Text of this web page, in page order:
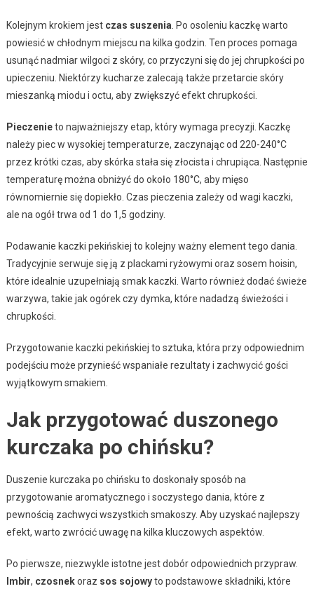
Kolejnym krokiem jest czas suszenia . Po osoleniu kaczkę warto
powiesić w chłodnym miejscu na kilka godzin. Ten proces pomaga
usunąć nadmiar wilgoci z skóry, co przyczyni się do jej chrupkości po
upieczeniu. Niektórzy kucharze zalecają także przetarcie skóry
mieszanką miodu i octu, aby zwiększyć efekt chrupkości.
Pieczenieto najważniejszy etap, który wymaga precyzji. Kaczkę
należy piec w wysokiej temperaturze, zaczynając od 220-240°C
przez krótki czas, aby skórka stała się złocista i chrupiąca. Następnie
temperaturę można obniżyć do około 180°C, aby mięso
równomiernie się dopiekło. Czas pieczenia zależy od wagi kaczki,
ale na ogół trwa od 1 do 1,5 godziny.
Podawanie kaczki pekińskiej to kolejny ważny element tego dania.
Tradycyjnie serwuje się ją z plackami ryżowymi oraz sosem hoisin,
które idealnie uzupełniają smak kaczki. Warto również dodać świeże
warzywa, takie jak ogórek czy dymka, które nadadzą świeżości i
chrupkości.
Przygotowanie kaczki pekińskiej to sztuka, która przy odpowiednim
podejściu może przynieść wspaniałe rezultaty i zachwycić gości
wyjątkowym smakiem.
Jak przygotować duszonego
kurczaka po chińsku?
Duszenie kurczaka po chińsku to doskonały sposób na
przygotowanie aromatycznego i soczystego dania, które z
pewnością zachwyci wszystkich smakoszy. Aby uzyskać najlepszy
efekt, warto zwrócić uwagę na kilka kluczowych aspektów.
Po pierwsze, niezwykle istotne jest dobór odpowiednich przypraw.
Imbir, czosnekoraz sos sojowyto podstawowe składniki, które